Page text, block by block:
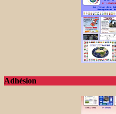
Adhésion